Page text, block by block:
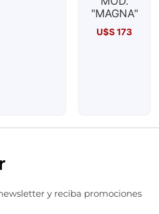
"MAGNA"
U$S173
y reciba promociones